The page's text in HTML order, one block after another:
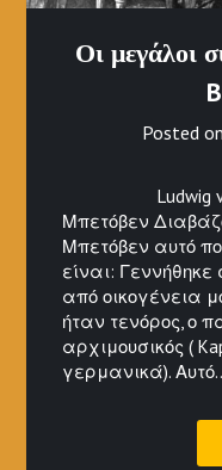
Οι μεγάλοι
Posted on
Ludwig van
Μπετόβεν
Μπετόβεν αυτό
είναι:
από οικογένεια
ήταν τενόρος, ο
αρχιμουσικός (
γερμανικά).